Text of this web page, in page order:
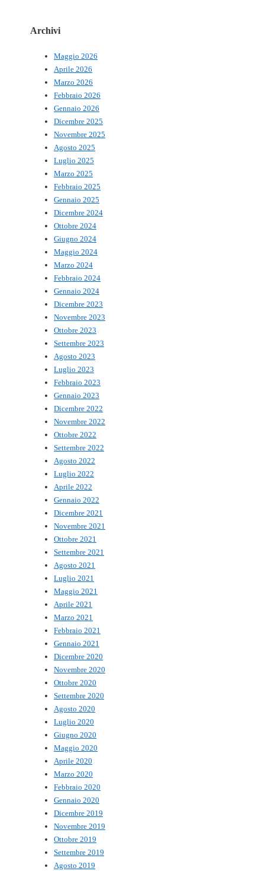
Archivi
Maggio 2026
Aprile 2026
Marzo 2026
Febbraio 2026
Gennaio 2026
Dicembre 2025
Novembre 2025
Agosto 2025
Luglio 2025
Marzo 2025
Febbraio 2025
Gennaio 2025
Dicembre 2024
Ottobre 2024
Giugno 2024
Maggio 2024
Marzo 2024
Febbraio 2024
Gennaio 2024
Dicembre 2023
Novembre 2023
Ottobre 2023
Settembre 2023
Agosto 2023
Luglio 2023
Febbraio 2023
Gennaio 2023
Dicembre 2022
Novembre 2022
Ottobre 2022
Settembre 2022
Agosto 2022
Luglio 2022
Aprile 2022
Gennaio 2022
Dicembre 2021
Novembre 2021
Ottobre 2021
Settembre 2021
Agosto 2021
Luglio 2021
Maggio 2021
Aprile 2021
Marzo 2021
Febbraio 2021
Gennaio 2021
Dicembre 2020
Novembre 2020
Ottobre 2020
Settembre 2020
Agosto 2020
Luglio 2020
Giugno 2020
Maggio 2020
Aprile 2020
Marzo 2020
Febbraio 2020
Gennaio 2020
Dicembre 2019
Novembre 2019
Ottobre 2019
Settembre 2019
Agosto 2019